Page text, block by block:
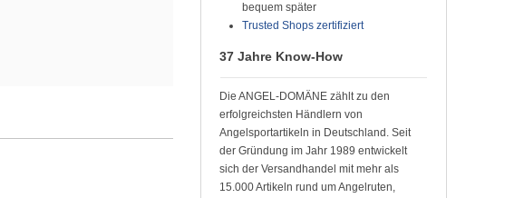
bequem später
Trusted Shops zertifiziert
37 Jahre Know-How
Die ANGEL-DOMÄNE zählt zu den
erfolgreichsten Händlern von
Angelsportartikeln in Deutschland. Seit
der Gründung im Jahr 1989 entwickelt
sich der Versandhandel mit mehr als
15.000 Artikeln rund um Angelruten,